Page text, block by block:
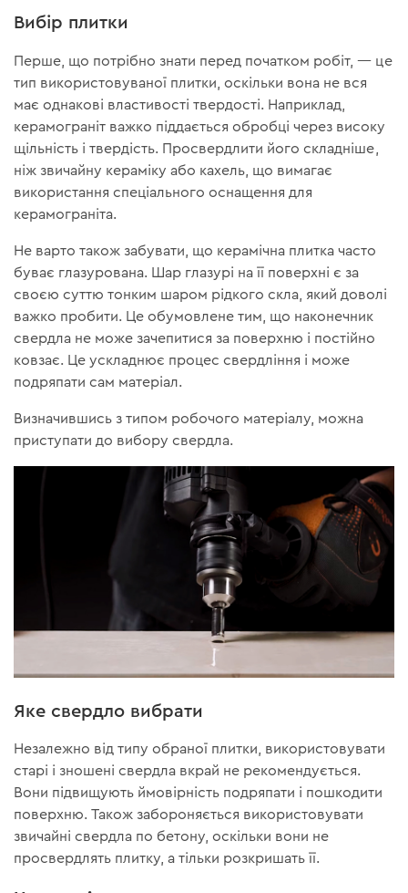
Вибір плитки
Перше, що потрібно знати перед початком робіт, — це
тип використовуваної плитки, оскільки вона не вся
має однакові властивості твердості. Наприклад,
керамограніт важко піддається обробці через високу
щільність і твердість. Просвердлити його складніше,
ніж звичайну кераміку або кахель, що вимагає
використання спеціального оснащення для
керамограніта.
Не варто також забувати, що керамічна плитка часто
буває глазурована. Шар глазурі на її поверхні є за
своєю суттю тонким шаром рідкого скла, який доволі
важко пробити. Це обумовлене тим, що наконечник
свердла не може зачепитися за поверхню і постійно
ковзає. Це ускладнює процес свердління і може
подряпати сам матеріал.
Визначившись з типом робочого матеріалу, можна
приступати до вибору свердла.
Яке свердло вибрати
Незалежно від типу обраної плитки, використовувати
старі і зношені свердла вкрай не рекомендується.
Вони підвищують ймовірність подряпати і пошкодити
поверхню. Також забороняється використовувати
звичайні свердла по бетону, оскільки вони не
просвердлять плитку, а тільки розкришать її.